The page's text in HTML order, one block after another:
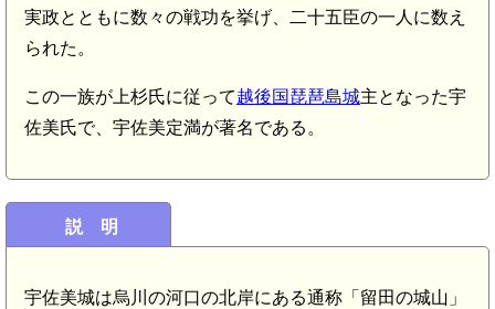
実政とともに数々の戦功を挙げ、二十五臣の一人に数え
られた。
この一族が上杉氏に従って越後国琵琶島城主となった宇
佐美氏で、宇佐美定満が著名である。
説 明
宇佐美城は烏川の河口の北岸にある通称「留田の城山」